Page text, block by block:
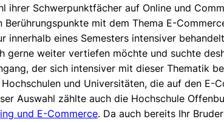
ihrer Schwerpunktfächer auf Online und
Berührungspunkte mit dem Thema E-
innerhalb eines Semesters intensiver
gerne weiter vertiefen möchte und suchte
der sich intensiver mit dieser Thematik
und Universitäten, die auf den E-
Auswahl zählte auch die Hochschule
und E-Commerce. Da auch bereits Ihr